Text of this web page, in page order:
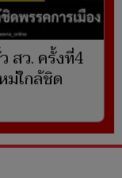
สว. ครั้งที่4
ม่ใกล้ชิด